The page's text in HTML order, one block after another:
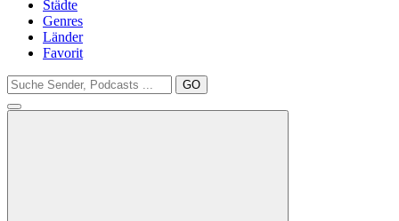
Städte
Genres
Länder
Favorit
GO